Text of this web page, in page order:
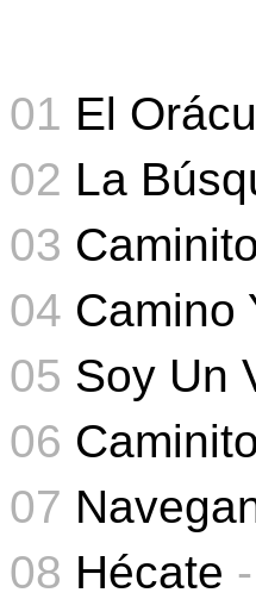
01 El
02 La
03 Caminito
04 Camino
05 Soy Un
06
07
08 Hécate